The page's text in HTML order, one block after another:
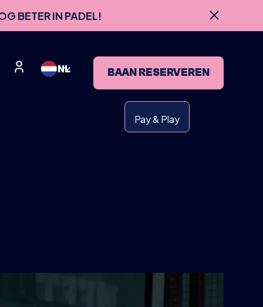
BETER IN PADEL!
NL BAAN RESERVEREN
Pay & Play